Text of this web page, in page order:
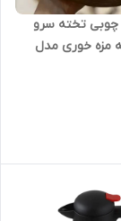
تکه چوبی تخته سرو
پارچه مزه خوری مدل